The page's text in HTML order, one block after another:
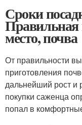
Сроки
Правильная
место, почва
От правильности
приготовления
дальнейший рост и
покупки саженца
попал в